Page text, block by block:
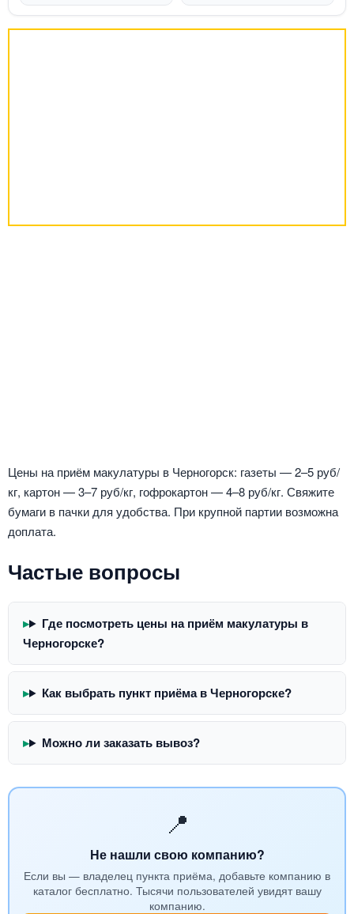
Цены на приём макулатуры в Черногорск: газеты — 2–5 руб/
кг, картон — 3–7 руб/кг, гофрокартон — 4–8 руб/кг. Свяжите
бумаги в пачки для удобства. При крупной партии возможна
доплата.
Частые вопросы
Где посмотреть цены на приём макулатуры в
Черногорске?
Как выбрать пункт приёма в Черногорске?
Можно ли заказать вывоз?
📍
Не нашли свою компанию?
Если вы — владелец пункта приёма, добавьте компанию в
каталог бесплатно. Тысячи пользователей увидят вашу
компанию.